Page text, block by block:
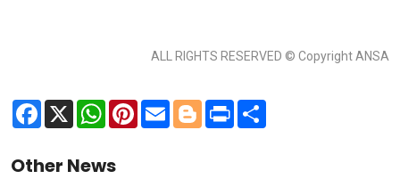
ALL RIGHTS RESERVED © Copyright ANSA
Facebook
X WhatsApp
Pinterest
Email BloggerPrint
Other News